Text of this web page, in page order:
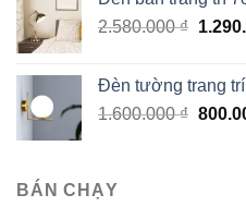
2.580.000₫ Giá
Đèn tường trang
1.600.000₫ Giá
BÁN CHẠY